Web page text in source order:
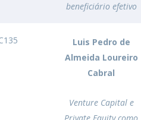
beneficiário efetivo
Luis Pedro de
Almeida Loureiro
Cabral
Venture Capital e